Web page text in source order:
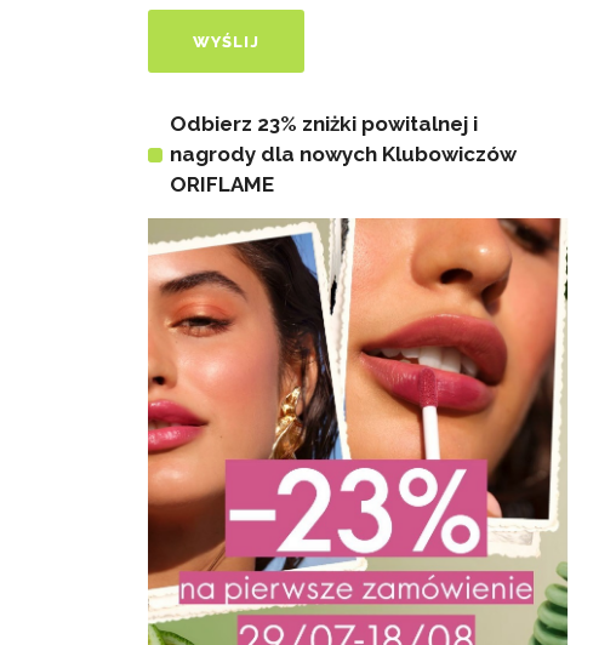
Odbierz 23% zniżki powitalnej i
nagrody dla nowych Klubowiczów
ORIFLAME